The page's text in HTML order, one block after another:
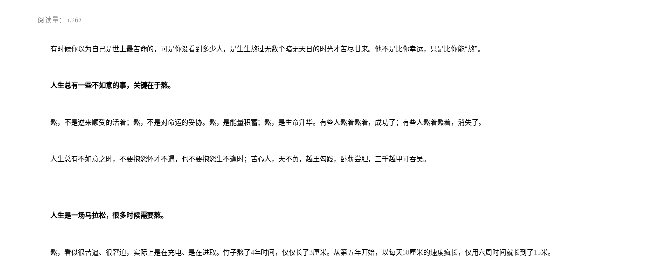
阅读量： 1,262
有时候你以为自己是世上最苦命的，可是你没看到多少人，是生生熬过无数个暗无天日的时光才苦尽甘来。他不是比你幸运，只是比你能“熬”。
人生总有一些不如意的事，关键在于熬。
熬，不是逆来顺受的活着；熬，不是对命运的妥协。熬，是能量积蓄；熬，是生命升华。有些人熬着熬着，成功了；有些人熬着熬着，消失了。
人生总有不如意之时，不要抱怨怀才不遇，也不要抱怨生不逢时；苦心人，天不负，越王勾践，卧薪尝胆，三千越甲可吞吴。
人生是一场马拉松，很多时候需要熬。
熬，看似很苦逼、很窘迫，实际上是在充电、是在进取。竹子熬了4年时间，仅仅长了3厘米。从第五年开始，以每天30厘米的速度疯长，仅用六周时间就长到了15米。